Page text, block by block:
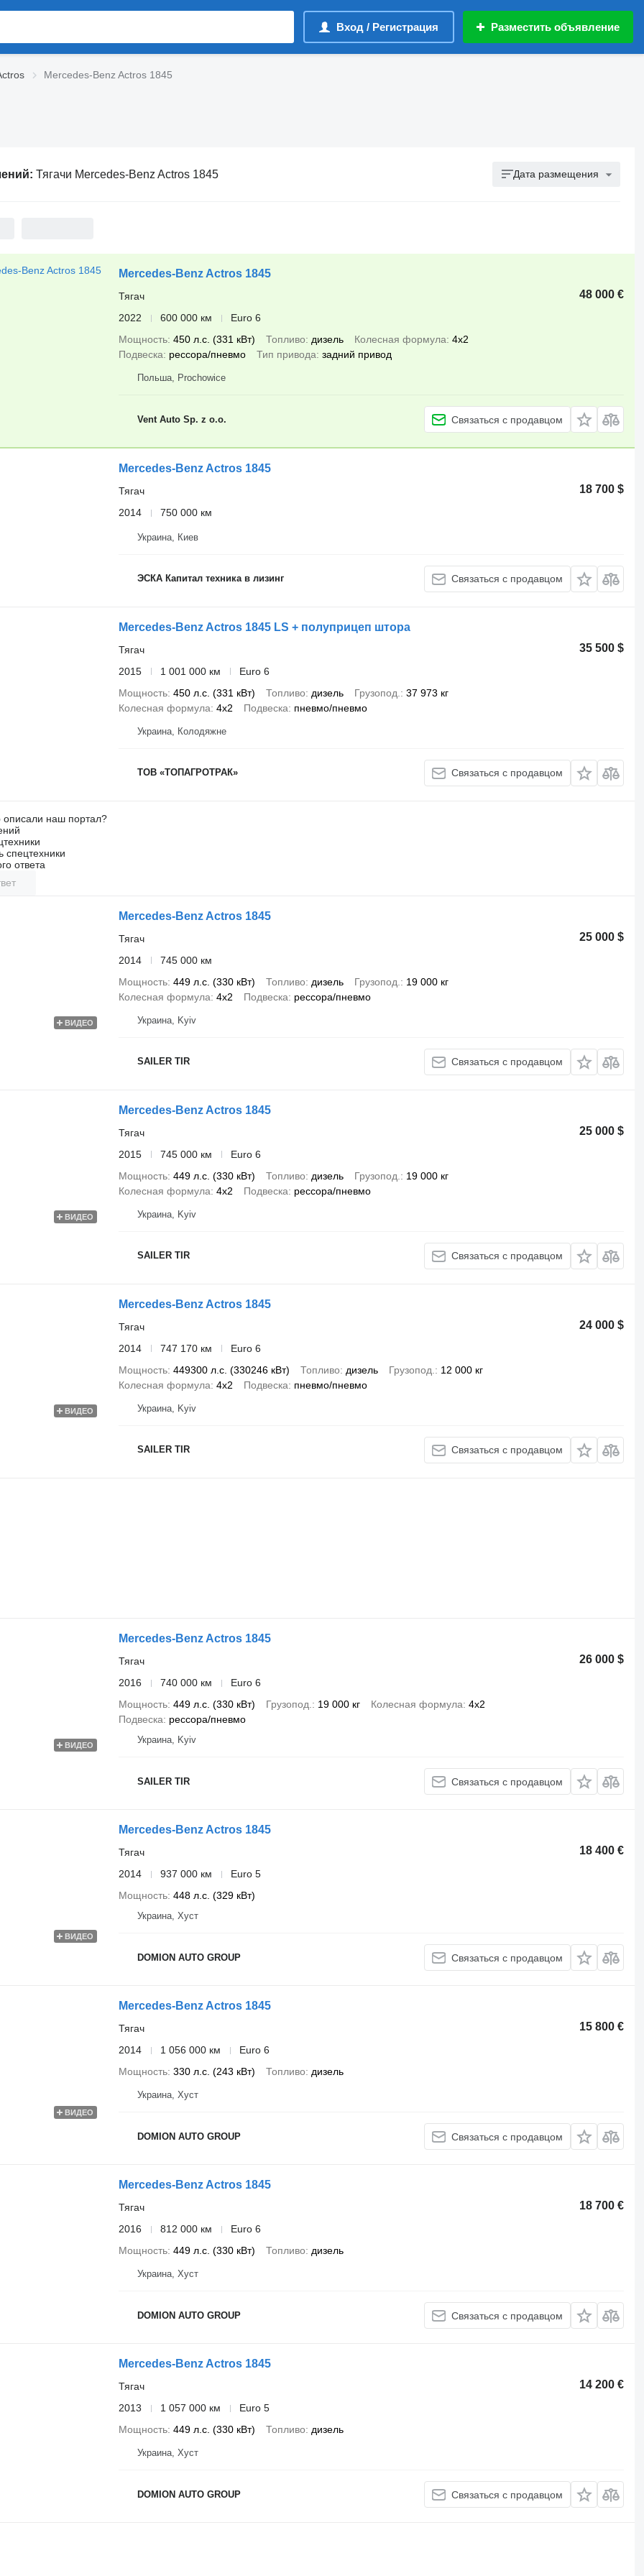
Вход / Регистрация Разместить объявление
Mercedes-Benz Actros 1845
Тягачи Mercedes-Benz Actros 1845 Дата размещения
Mercedes-Benz Actros 1845
48 000 €
Тягач
2022
600 000 км
Euro 6
Мощность 450 л.с. (331 кВт) Топливо дизель Колесная формула 4x2
Подвеска
рессора/пневмо Тип привода задний привод
Польша, Prochowice
Vent Auto Sp. z o.o. Связаться с продавцом
Mercedes-Benz Actros 1845
18 700 $
Тягач
2014
750 000 км
Украина, Киев
ЭСКА Капитал техника в лизинг Связаться с продавцом
Mercedes-Benz Actros 1845 LS + полуприцеп штора
35 500 $
Тягач
2015
1 001 000 км
Euro 6
Мощность 450 л.с. (331 кВт) Топливо дизель Грузопод.
37 973 кг
Колесная формула 4x2 Подвеска пневмо/пневмо
Украина, Колодяжне
ТОВ «ТОПАГРОТРАК» Связаться с продавцом
описали наш портал?
спецтехники
ответа
ВИДЕО
Mercedes-Benz Actros 1845
25 000 $
Тягач
2014
745 000 км
Мощность 449 л.с. (330 кВт) Топливо дизель Грузопод.
19 000 кг
Колесная формула 4x2 Подвеска рессора/пневмо
Украина, Kyiv
SAILER TIR Связаться с продавцом
ВИДЕО
Mercedes-Benz Actros 1845
25 000 $
Тягач
2015
745 000 км
Euro 6
Мощность 449 л.с. (330 кВт) Топливо дизель Грузопод.
19 000 кг
Колесная формула 4x2 Подвеска рессора/пневмо
Украина, Kyiv
SAILER TIR Связаться с продавцом
ВИДЕО
Mercedes-Benz Actros 1845
24 000 $
Тягач
2014
747 170 км
Euro 6
Мощность 449300 л.с. (330246 кВт) Топливо дизель Грузопод.
12 000 кг
Колесная формула 4x2 Подвеска пневмо/пневмо
Украина, Kyiv
SAILER TIR Связаться с продавцом
ВИДЕО
Mercedes-Benz Actros 1845
26 000 $
Тягач
2016
740 000 км
Euro 6
Мощность 449 л.с. (330 кВт) Грузопод. 19 000 кг Колесная формула 4x2
Подвеска рессора/пневмо
Украина, Kyiv
SAILER TIR Связаться с продавцом
ВИДЕО
Mercedes-Benz Actros 1845
18 400 €
Тягач
2014
937 000 км
Euro 5
Мощность 448 л.с. (329 кВт)
Украина, Хуст
DOMION AUTO GROUP Связаться с продавцом
ВИДЕО
Mercedes-Benz Actros 1845
15 800 €
Тягач
2014
1 056 000 км
Euro 6
Мощность 330 л.с. (243 кВт) Топливо дизель
Украина, Хуст
DOMION AUTO GROUP Связаться с продавцом
Mercedes-Benz Actros 1845
18 700 €
Тягач
2016
812 000 км
Euro 6
Мощность 449 л.с. (330 кВт) Топливо дизель
Украина, Хуст
DOMION AUTO GROUP Связаться с продавцом
Mercedes-Benz Actros 1845
14 200 €
Тягач
2013
1 057 000 км
Euro 5
Мощность 449 л.с. (330 кВт) Топливо дизель
Украина, Хуст
DOMION AUTO GROUP Связаться с продавцом